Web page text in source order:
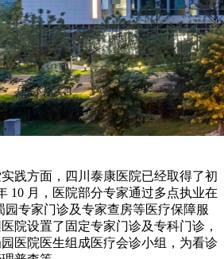
践方面，四川泰康医院已经取得了初
10 月，医院部分专家通过多点执业在
园专家门诊及专家查房等医疗保障服
院设置了固定专家门诊及专科门诊，
医院医生组成医疗会诊小组，为看诊